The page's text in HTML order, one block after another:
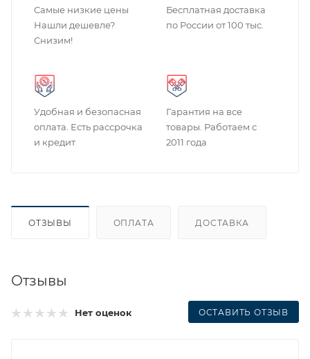
Самые низкие цены
Нашли дешевле?
Снизим!
Бесплатная доставка
по России от 100 тыс.
Удобная и безопасная
оплата. Есть рассрочка
и кредит
Гарантия на все
товары. Работаем с
2011 года
ОТЗЫВЫ ОПЛАТА ДОСТАВКА
Отзывы
Нет оценок ОСТАВИТЬ ОТЗЫВ